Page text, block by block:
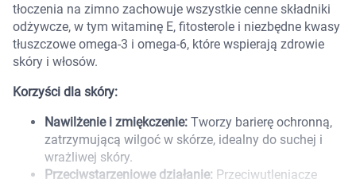
Korzystamy z plików cookies w celu
tłoczenia na zimno zachowuje wszystkie cenne składniki
odżywcze, w tym witaminę E, fitosterole i niezbędne kwasy
tłuszczowe omega-3 i omega-6, które wspierają zdrowie
skóry i włosów.
Korzyści dla skóry:
Nawilżenie i zmiękczenie: Tworzy barierę ochronną,
zatrzymującą wilgoć w skórze, idealny do suchej i
wrażliwej skóry.
Przeciwstarzeniowe działanie: Przeciwutleniacze